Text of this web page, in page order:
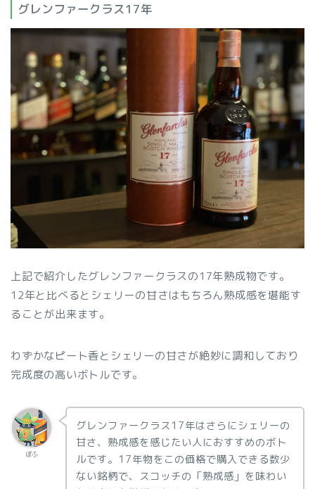
グレンファークラス17年
上記で紹介したグレンファークラスの17年熟成物です。
12年と比べるとシェリーの甘さはもちろん熟成感を堪能す
ることが出来ます。
わずかなピート香とシェリーの甘さが絶妙に調和しており
完成度の高いボトルです。
ぽふ
グレンファークラス17年はさらにシェリーの
甘さ、熟成感を感じたい人におすすめのボト
ルです。17年物をこの価格で購入できる数少
ない銘柄で、スコッチの「熟成感」を味わい